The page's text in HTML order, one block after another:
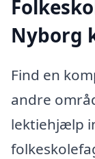
Nyborg
Find en
andre
lektiehjælp